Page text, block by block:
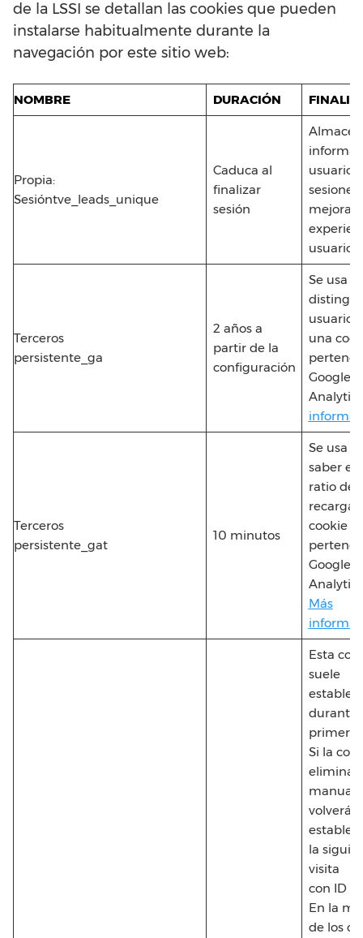
de la LSSI se detallan las cookies que pueden
instalarse habitualmente durante la
navegación por este sitio web:
NOMBRE DURACIÓN
Propia:
Sesióntve_leads_unique
Caduca al
finalizar
sesión
usuario
sesiones
mejorar
usuario
Terceros
persistente_ga
2 años a
partir de la
configuración
Se usa
usuarios.
una
Google
Terceros
persistente_gat
10 minutos
Se usa
saber el
ratio de
recarga.
cookie
Google
Más
Esta
suele
durante
primera
Si la
volverá a
la
visita
con ID
En la
de los